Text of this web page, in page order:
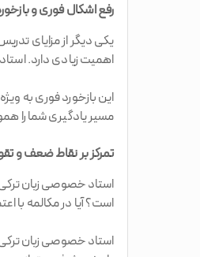
رفع اشکال فوری و
یکی دیگر از مزایای
اهمیت زیادی دارد.
مسیر یادگیری شما را
تمرکز بر نقاط ضعف و
استاد خصوصی زبان
است؟ آیا در مکالمه
استاد خصوصی زبان